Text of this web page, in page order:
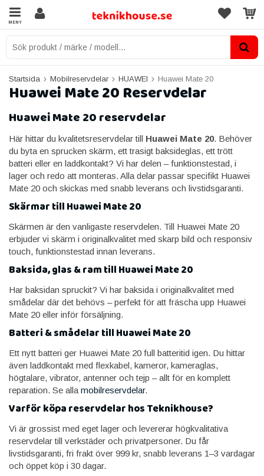
MENY
Startsida Mobilreservdelar HUAWEI Huawei Mate 20
Huawei Mate 20 Reservdelar
Huawei Mate 20 reservdelar
Här hittar du kvalitetsreservdelar till Huawei Mate 20. Behöver
du byta en sprucken skärm, ett trasigt baksideglas, ett trött
batteri eller en laddkontakt? Vi har delen – funktionstestad, i
lager och redo att monteras. Alla delar passar specifikt Huawei
Mate 20 och skickas med snabb leverans och livstidsgaranti.
Skärmar till Huawei Mate 20
Skärmen är den vanligaste reservdelen. Till Huawei Mate 20
erbjuder vi skärm i originalkvalitet med skarp bild och responsiv
touch, funktionstestad innan leverans.
Baksida, glas & ram till Huawei Mate 20
Har baksidan spruckit? Vi har baksida i originalkvalitet med
smådelar där det behövs – perfekt för att fräscha upp Huawei
Mate 20 eller inför försäljning.
Batteri & smådelar till Huawei Mate 20
Ett nytt batteri ger Huawei Mate 20 full batteritid igen. Du hittar
även laddkontakt med flexkabel, kameror, kameraglas,
högtalare, vibrator, antenner och tejp – allt för en komplett
reparation. Se alla mobilreservdelar.
Varför köpa reservdelar hos Teknikhouse?
Vi är grossist med eget lager och levererar högkvalitativa
reservdelar till verkstäder och privatpersoner. Du får
livstidsgaranti, fri frakt över 999 kr, snabb leverans 1–3 vardagar
och öppet köp i 30 dagar.